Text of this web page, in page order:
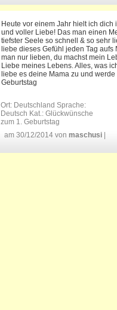
Heute vor einem Jahr hielt ich
und voller Liebe! Das man einen
tiefster Seele so schnell & so sehr
liebe dieses Gefühl jeden Tag
man nur lieben, du machst mein
Liebe meines Lebens. Alles, was
liebe es deine Mama zu und
Geburtstag
Ort: Deutschland Sprache:
Deutsch Kat.: Glückwünsche
zum 1. Geburtstag
am 30/12/2014 von maschusi